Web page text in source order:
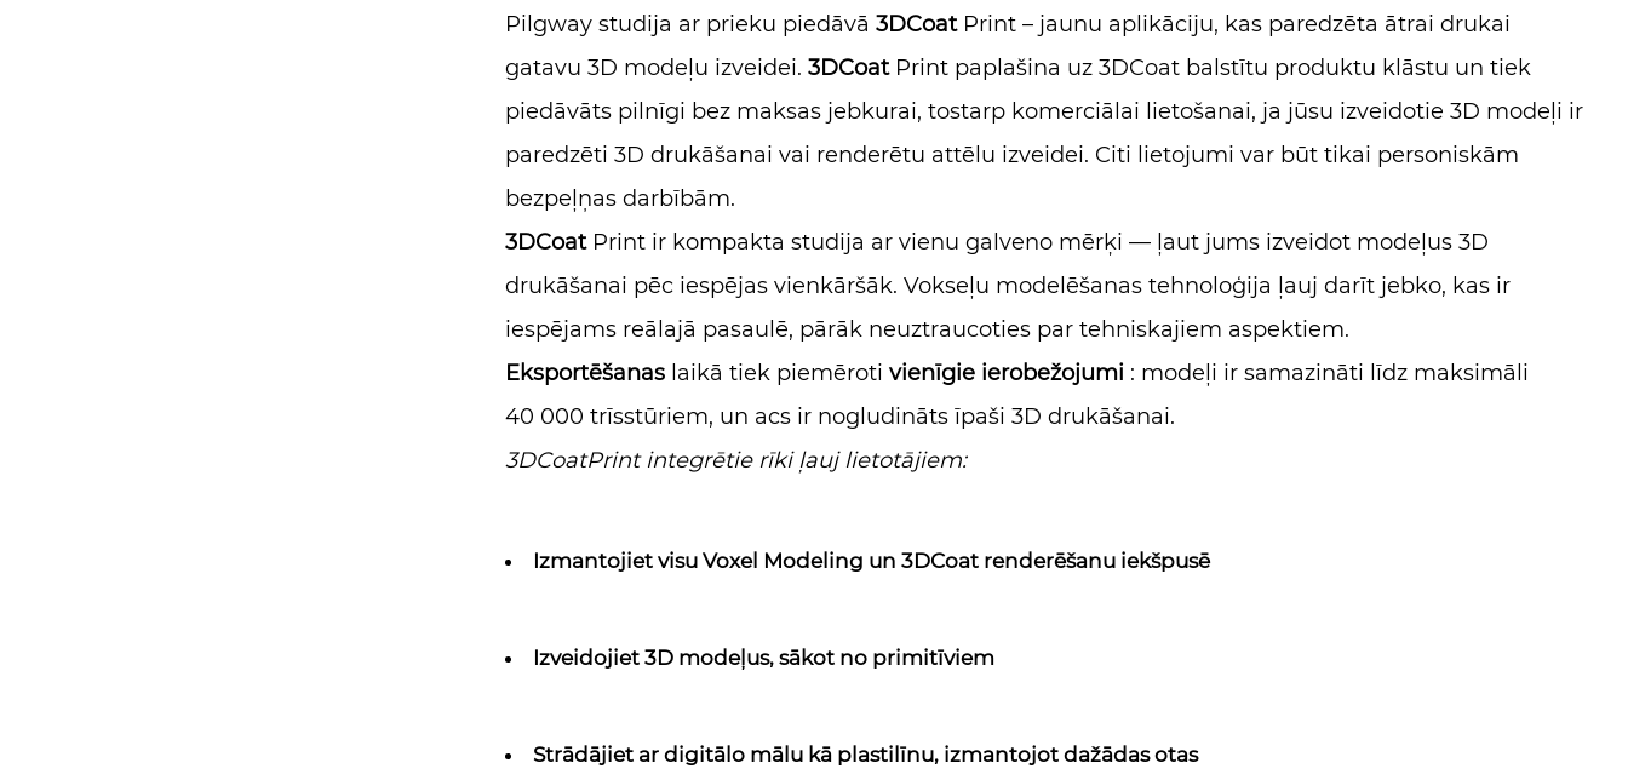
Pilgway studija ar prieku piedāvā 3DCoatPrint – jaunu aplikāciju, kas paredzēta ātrai drukai
gatavu 3D modeļu izveidei. 3DCoatPrint paplašina uz 3DCoat balstītu produktu klāstu un tiek
piedāvāts pilnīgi bez maksas jebkurai, tostarp komerciālai lietošanai, ja jūsu izveidotie 3D modeļi ir
paredzēti 3D drukāšanai vai renderētu attēlu izveidei. Citi lietojumi var būt tikai personiskām
bezpeļņas darbībām.
3DCoatPrint ir kompakta studija ar vienu galveno mērķi — ļaut jums izveidot modeļus 3D
drukāšanai pēc iespējas vienkāršāk. Vokseļu modelēšanas tehnoloģija ļauj darīt jebko, kas ir
iespējams reālajā pasaulē, pārāk neuztraucoties par tehniskajiem aspektiem.
Eksportēšanaslaikā tiek piemēroti vienīgie ierobežojumi : modeļi ir samazināti līdz maksimāli
40 000 trīsstūriem, un acs ir nogludināts īpaši 3D drukāšanai.
3DCoatPrint integrētie rīki ļauj lietotājiem:
Izmantojiet visu Voxel Modeling un 3DCoat renderēšanu iekšpusē
Izveidojiet 3D modeļus, sākot no primitīviem
Strādājiet ar digitālo mālu kā plastilīnu, izmantojot dažādas otas